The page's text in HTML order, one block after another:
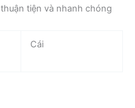
tiện và nhanh chóng
Cái